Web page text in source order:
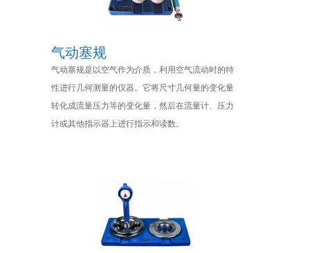
气动塞规
气动塞规是以空气作为介质，利用空气流动时的特
性进行几何测量的仪器。它将尺寸几何量的变化量
转化成流量压力等的变化量，然后在流量计、压力
计或其他指示器上进行指示和读数。